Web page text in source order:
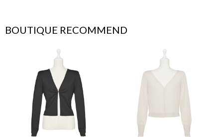
BOUTIQUE RECOMMEND